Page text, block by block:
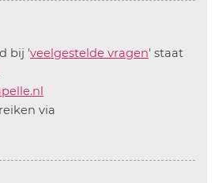
bij 'veelgestelde vragen' staat
via